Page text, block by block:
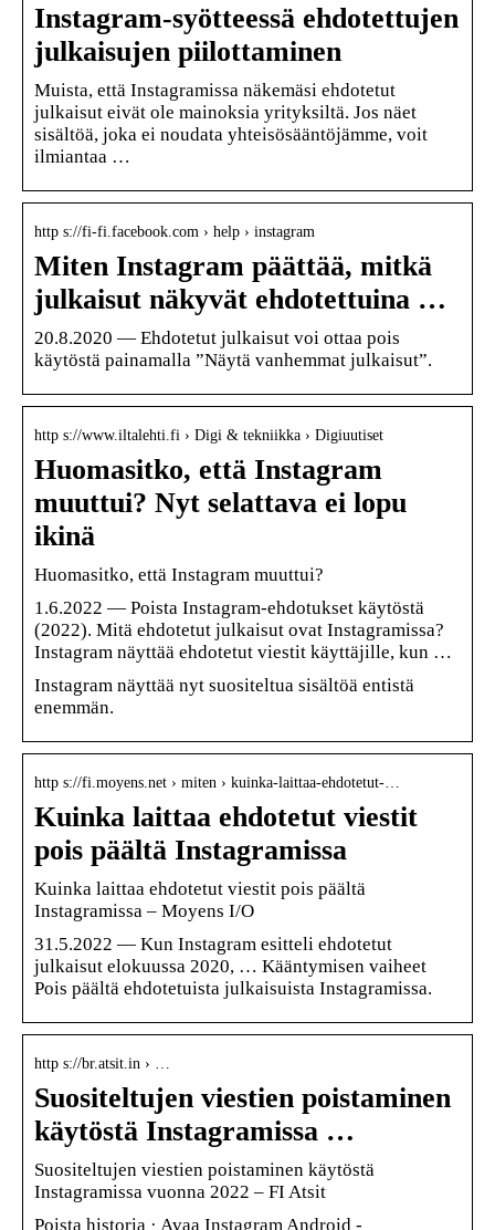
Instagram-syötteessä ehdotettujen
julkaisujen piilottaminen
Muista, että Instagramissa näkemäsi ehdotetut
julkaisut eivät ole mainoksia yrityksiltä. Jos näet
sisältöä, joka ei noudata yhteisösääntöjämme, voit
ilmiantaa …
http s://fi-fi.facebook.com › help › instagram
Miten Instagram päättää, mitkä
julkaisut näkyvät ehdotettuina …
20.8.2020 — Ehdotetut julkaisut voi ottaa pois
käytöstä painamalla ”Näytä vanhemmat julkaisut”.
http s://www.iltalehti.fi › Digi & tekniikka › Digiuutiset
Huomasitko, että Instagram
muuttui? Nyt selattava ei lopu
ikinä
Huomasitko, että Instagram muuttui?
1.6.2022 — Poista Instagram-ehdotukset käytöstä
(2022). Mitä ehdotetut julkaisut ovat Instagramissa?
Instagram näyttää ehdotetut viestit käyttäjille, kun …
Instagram näyttää nyt suositeltua sisältöä entistä
enemmän.
http s://fi.moyens.net › miten › kuinka-laittaa-ehdotetut-…
Kuinka laittaa ehdotetut viestit
pois päältä Instagramissa
Kuinka laittaa ehdotetut viestit pois päältä
Instagramissa – Moyens I/O
31.5.2022 — Kun Instagram esitteli ehdotetut
julkaisut elokuussa 2020, … Kääntymisen vaiheet
Pois päältä ehdotetuista julkaisuista Instagramissa.
http s://br.atsit.in › …
Suositeltujen viestien poistaminen
käytöstä Instagramissa …
Suositeltujen viestien poistaminen käytöstä
Instagramissa vuonna 2022 – FI Atsit
Poista historia · Avaa Instagram Android -